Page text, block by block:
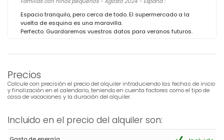
Espacio tranquilo, pero cerca de todo. El supermercado a la
vuelta de esquina es una maravilla.
Perfecto. Guardaremos vuestros datos para veranos futuros.
Precios
Calcule con precisión el precio del alquiler introduciendo las fechas de inicio
y finalización en el calendario, teniendo en cuenta factores como el tipo de
casa de vacaciones y la duración del alquiler.
Incluido en el precio del alquiler son: